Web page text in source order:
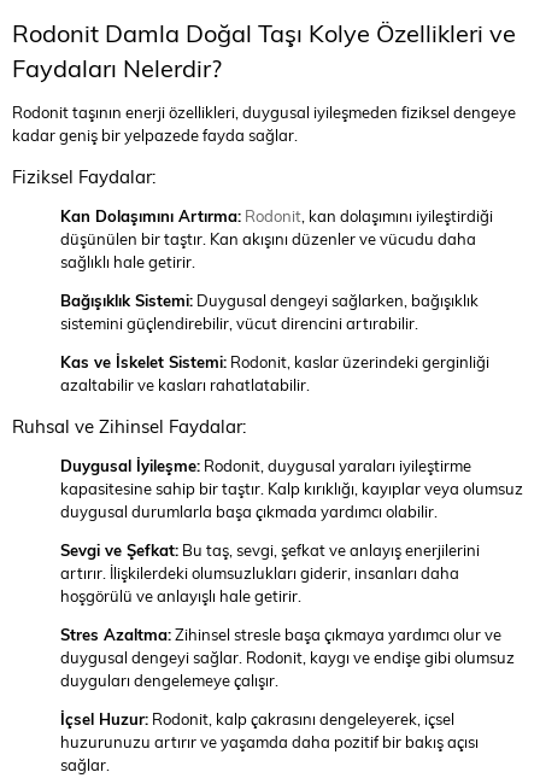
Rodonit Damla Doğal Taşı Kolye Özellikleri ve
Faydaları Nelerdir?
Rodonit taşının enerji özellikleri, duygusal iyileşmeden fiziksel dengeye
kadar geniş bir yelpazede fayda sağlar.
Fiziksel Faydalar:
Kan Dolaşımını Artırma: Rodonit, kan dolaşımını iyileştirdiği
düşünülen bir taştır. Kan akışını düzenler ve vücudu daha
sağlıklı hale getirir.
Bağışıklık Sistemi: Duygusal dengeyi sağlarken, bağışıklık
sistemini güçlendirebilir, vücut direncini artırabilir.
Kas ve İskelet Sistemi: Rodonit, kaslar üzerindeki gerginliği
azaltabilir ve kasları rahatlatabilir.
Ruhsal ve Zihinsel Faydalar:
Duygusal İyileşme: Rodonit, duygusal yaraları iyileştirme
kapasitesine sahip bir taştır. Kalp kırıklığı, kayıplar veya olumsuz
duygusal durumlarla başa çıkmada yardımcı olabilir.
Sevgi ve Şefkat: Bu taş, sevgi, şefkat ve anlayış enerjilerini
artırır. İlişkilerdeki olumsuzlukları giderir, insanları daha
hoşgörülü ve anlayışlı hale getirir.
Stres Azaltma:Zihinsel stresle başa çıkmaya yardımcı olur ve
duygusal dengeyi sağlar. Rodonit, kaygı ve endişe gibi olumsuz
duyguları dengelemeye çalışır.
İçsel Huzur: Rodonit, kalp çakrasını dengeleyerek, içsel
huzurunuzu artırır ve yaşamda daha pozitif bir bakış açısı
sağlar.